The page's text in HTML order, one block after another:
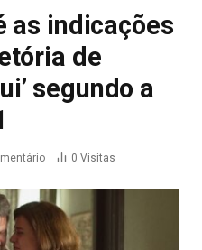
as indicações
de
segundo a
0 Visitas